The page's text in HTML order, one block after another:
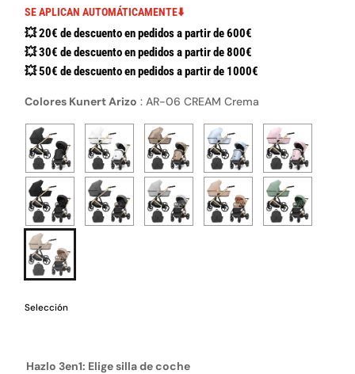
SE APLICAN AUTOMÁTICAMENTE⬇️
💥 20€ de descuento en pedidos a partir de 600€
💥 30€ de descuento en pedidos a partir de 800€
💥 50€ de descuento en pedidos a partir de 1000€
Colores Kunert Arizo : AR-06 CREAM Crema
Selección
Hazlo 3en1: Elige silla de coche